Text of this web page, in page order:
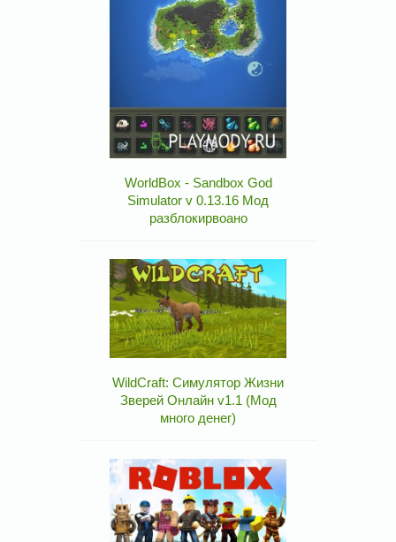
WorldBox - Sandbox God
Simulator v 0.13.16 Мод
разблокирвоано
WildCraft: Симулятор Жизни
Зверей Онлайн v1.1 (Мод
много денег)